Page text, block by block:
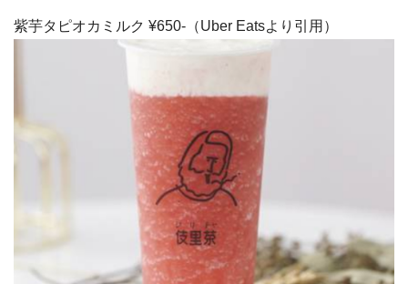
紫芋タピオカミルク ¥650-（Uber Eatsより引用）